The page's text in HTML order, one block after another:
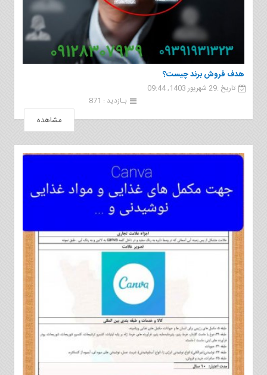
هدف فروش برند چیست؟
تاریخ :29 شهریور 1403, 09:44
بـازدید : 871
مشاهده